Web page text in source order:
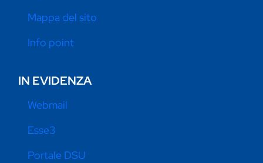
Mappa del sito
Info point
IN EVIDENZA
Webmail
Esse3
Portale DSU